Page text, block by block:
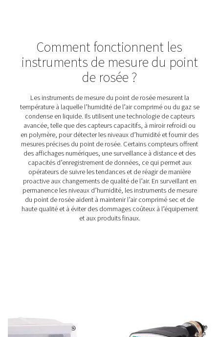
La gamme PDP Sens T20/T60/T100 garantit une
l’humidité résiduelle dans les systèmes d’air comprimé
ce qui permet de maintenir un air sec et de haute qualité
une stabilité à long terme et une résistance à la haute
fournit des données précises en temps réel pour les
critiques.